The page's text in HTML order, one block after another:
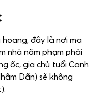
đây là nơi ma
nhà năm phạm phải
ốc, gia chủ tuổi Canh
Dần) sẽ không